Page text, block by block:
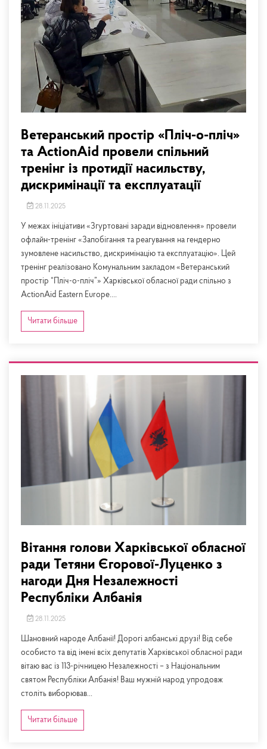
Ветеранський простір «Пліч-о-пліч»
та ActionAid провели спільний
тренінг із протидії насильству,
дискримінації та експлуатації
28.11.2025
У межах ініціативи «Згуртовані заради відновлення» провели
офлайн-тренінг «Запобігання та реагування на гендерно
зумовлене насильство, дискримінацію та експлуатацію». Цей
тренінг реалізовано Комунальним закладом «Ветеранський
простір “Пліч-о-пліч”» Харківської обласної ради спільно з
ActionAid Eastern Europe....
Читати більше
Вітання голови Харківської обласної
ради Тетяни Єгорової-Луценко з
нагоди Дня Незалежності
Республіки Албанія
28.11.2025
Шановний народе Албанії! Дорогі албанські друзі! Від себе
особисто та від імені всіх депутатів Харківської обласної ради
вітаю вас із 113-річницею Незалежності – з Національним
святом Республіки Албанія! Ваш мужній народ упродовж
століть виборював...
Читати більше